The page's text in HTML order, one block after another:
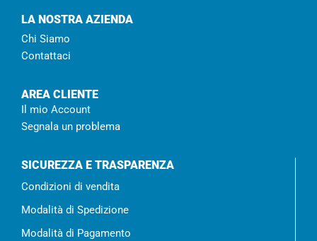
LA NOSTRA AZIENDA
Chi Siamo
Contattaci
AREA CLIENTE
Il mio Account
Segnala un problema
SICUREZZA E TRASPARENZA
Condizioni di vendita
Modalità di Spedizione
Modalità di Pagamento